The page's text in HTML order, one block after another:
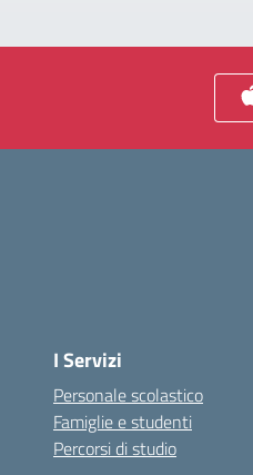
I Servizi
Personale scolastico
Famiglie e studenti
Percorsi di studio